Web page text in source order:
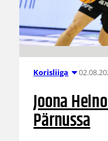
Korisliiga
Joona
Pärnussa